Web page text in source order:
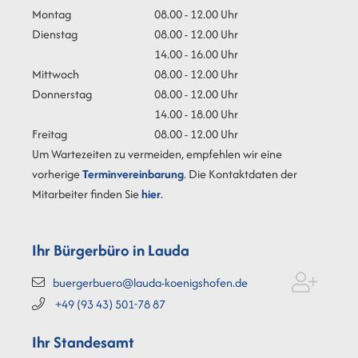
Montag
08.00 - 12.00 Uhr
Dienstag
08.00 - 12.00 Uhr
14.00 - 16.00 Uhr
Mittwoch
08.00 - 12.00 Uhr
Donnerstag
08.00 - 12.00 Uhr
14.00 - 18.00 Uhr
Freitag
08.00 - 12.00 Uhr
Um Wartezeiten zu vermeiden, empfehlen wir eine
vorherigeTerminvereinbarung. Die Kontaktdaten der
Mitarbeiter finden Siehier.
Ihr Bürgerbüro in Lauda
buergerbuero@lauda-koenigshofen.de
+49 (9343) 501-7887
Ihr Standesamt